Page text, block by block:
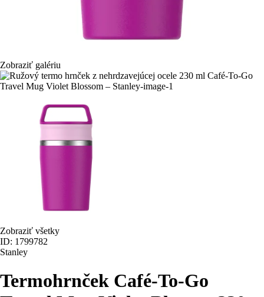
Zobraziť galériu
Zobraziť všetky
ID: 1799782
Stanley
Termohrnček Café-To-Go